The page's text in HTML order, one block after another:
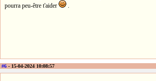
pourra peu-être t'aider
#6 - 15-04-2024 10:08:57